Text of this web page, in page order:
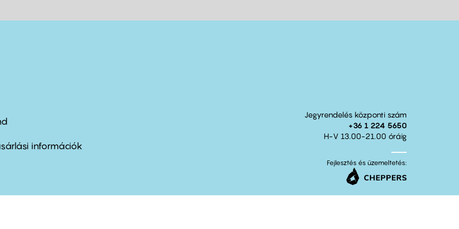
információk
Jegyrendelés központi szám
+36 1 224 5650
H-V 13.00-21.00 óráig
Fejlesztés és üzemeltetés: